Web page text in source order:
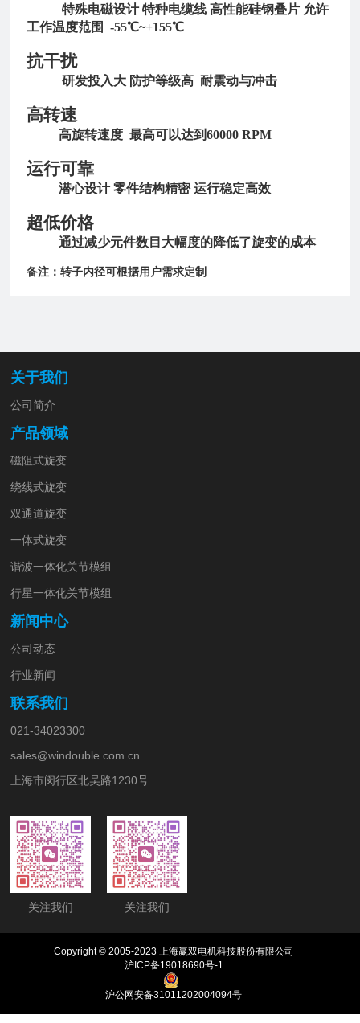
特殊电磁设计 特种电缆线 高性能硅钢叠片 允许
工作温度范围 -55℃~+155℃
抗干扰
研发投入大 防护等级高 耐震动与冲击
高转速
高旋转速度 最高可以达到60000 RPM
运行可靠
潜心设计 零件结构精密 运行稳定高效
超低价格
通过减少元件数目大幅度的降低了旋变的成本
备注：转子内径可根据用户需求定制
关于我们
公司简介
产品领域
磁阻式旋变
绕线式旋变
双通道旋变
一体式旋变
谐波一体化关节模组
行星一体化关节模组
新闻中心
公司动态
行业新闻
联系我们
021-34023300
sales@windouble.com.cn
上海市闵行区北吴路1230号
关注我们 关注我们
Copyright © 2005-2023 上海赢双电机科技股份有限公司
沪ICP备19018690号-1
沪公网安备31011202004094号